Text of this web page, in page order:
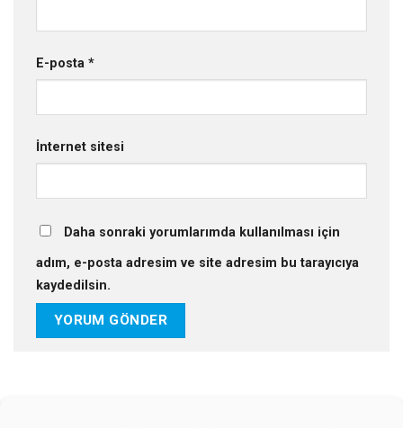
E-posta *
İnternet sitesi
Daha sonraki yorumlarımda kullanılması için
adım, e-posta adresim ve site adresim bu tarayıcıya
kaydedilsin.